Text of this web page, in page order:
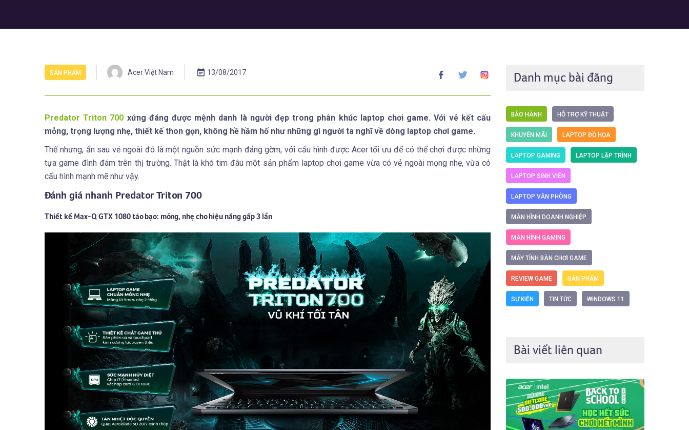
SẢN PHẨM Acer Việt Nam 13/08/2017
Predator Triton 700 xứng đáng được mệnh danh là người đẹp trong phân khúc laptop chơi game. Với vẻ kết cấu
mỏng, trọng lượng nhẹ, thiết kế thon gọn, không hề hầm hố như những gì người ta nghĩ về dòng laptop chơi game.
Thế nhưng, ẩn sau vẻ ngoài đó là một nguồn sức mạnh đáng gờm, với cấu hình được Acer tối ưu để có thể chơi được những
tựa game đình đám trên thị trường. Thật là khó tim đâu một sản phẩm laptop chơi game vừa có vẻ ngoài mọng nhẹ, vừa có
cấu hình mạnh mẽ như vậy.
Đánh giá nhanh Predator Triton 700
Thiết kế Max-Q GTX 1080 táo bạo: mỏng, nhẹ cho hiệu năng gấp 3 lần
Danh mục bài đăng
BẢO HÀNH HỖ TRỢ KỸ THUẬT
KHUYẾN MÃI LAPTOP ĐỒ HỌA
LAPTOP GAMING LAPTOP LẬP TRÌNH
LAPTOP SINH VIÊN
LAPTOP VĂN PHÒNG
MÀN HÌNH DOANH NGHIỆP
MÀN HÌNH GAMING
MÁY TÍNH BÀN CHƠI GAME
REVIEW GAME SẢN PHẨM
SỰ KIỆN TIN TỨC WINDOWS 11
Bài viết liên quan